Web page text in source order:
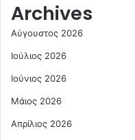
Archives
Αύγουστος 2026
Ιούλιος 2026
Ιούνιος 2026
Μάιος 2026
Απρίλιος 2026